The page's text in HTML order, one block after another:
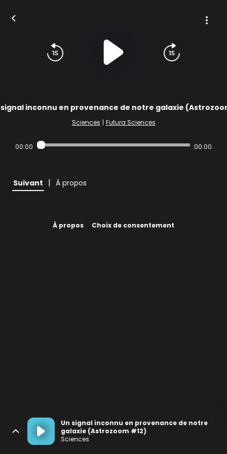
signal inconnu en provenance de notre galaxie
Sciences | Futura Sciences
00:00 00:00
Suivant | À propos
À propos Choix de consentement
Un signal inconnu en provenance de notre
galaxie (Astrozoom #12)
Sciences